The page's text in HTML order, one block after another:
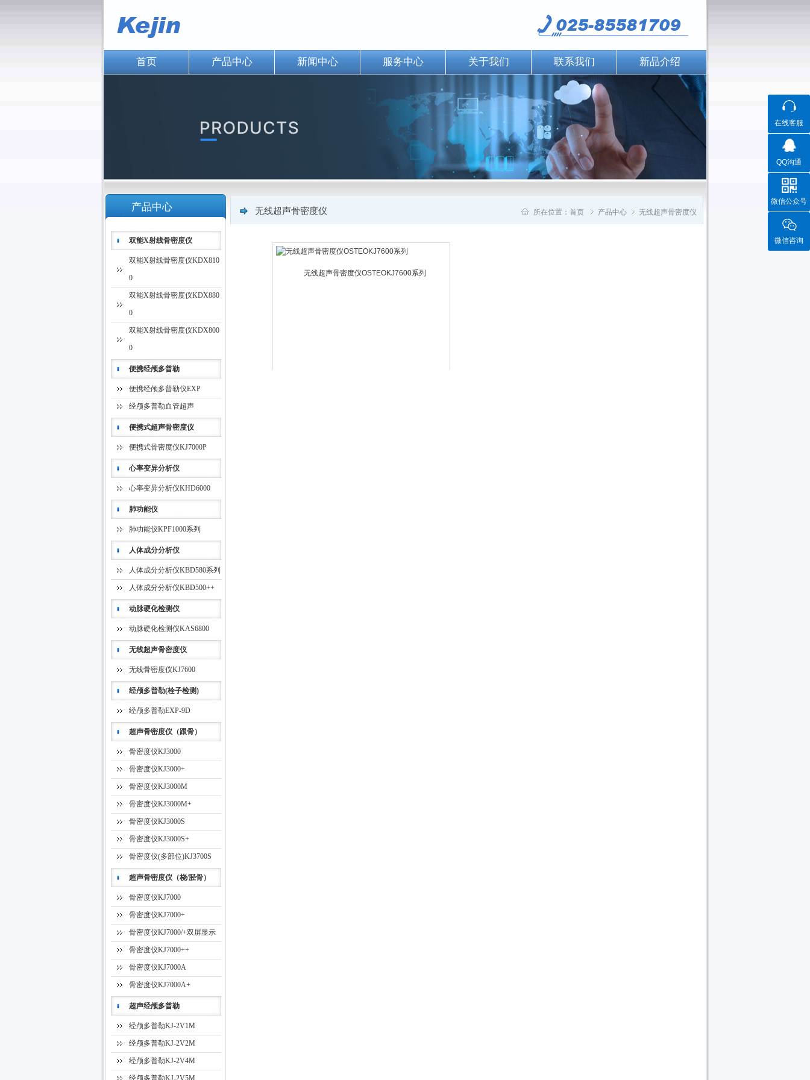
首页 产品中心 新闻中心 服务中心 关于我们 联系我们 新品介绍
产品中心
双能X射线骨密度仪
双能X射线骨密度仪KDX810
0
双能X射线骨密度仪KDX880
0
双能X射线骨密度仪KDX800
0
便携经颅多普勒
便携经颅多普勒仪EXP
经颅多普勒血管超声
便携式超声骨密度仪
便携式骨密度仪KJ7000P
心率变异分析仪
心率变异分析仪KHD6000
肺功能仪
肺功能仪KPF1000系列
人体成分分析仪
人体成分分析仪KBD580系列
人体成分分析仪KBD500++
动脉硬化检测仪
动脉硬化检测仪KAS6800
无线超声骨密度仪
无线骨密度仪KJ7600
经颅多普勒(栓子检测)
经颅多普勒EXP-9D
超声骨密度仪（跟骨）
骨密度仪KJ3000
骨密度仪KJ3000+
骨密度仪KJ3000M
骨密度仪KJ3000M+
骨密度仪KJ3000S
骨密度仪KJ3000S+
骨密度仪(多部位)KJ3700S
超声骨密度仪（桡/胫骨）
骨密度仪KJ7000
骨密度仪KJ7000+
骨密度仪KJ7000/+双屏显示
骨密度仪KJ7000++
骨密度仪KJ7000A
骨密度仪KJ7000A+
超声经颅多普勒
经颅多普勒KJ-2V1M
经颅多普勒KJ-2V2M
经颅多普勒KJ-2V4M
经颅多普勒KJ-2V5M
无线超声骨密度仪 所在位置： 首页 产品中心 无线超声骨密度仪
无线超声骨密度仪OSTEOKJ7600系列
在线客服
QQ沟通
微信公众号
微信咨询